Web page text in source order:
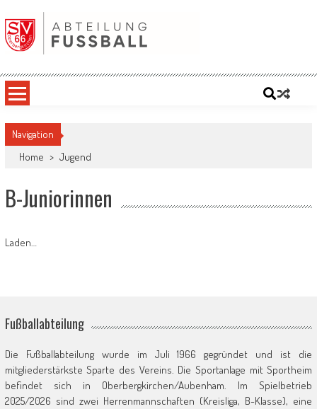
to
content
SV '66 Oberbergkirchen eV | Abteilung
Navigation
Home > Jugend
B-Juniorinnen
Laden…
Fußballabteilung
Die Fußballabteilung wurde im Juli 1966 gegründet und ist die
mitgliederstärkste Sparte des Vereins. Die Sportanlage mit Sportheim
befindet sich in Oberbergkirchen/Aubenham. Im Spielbetrieb
2025/2026 sind zwei Herrenmannschaften (Kreisliga, B-Klasse), eine